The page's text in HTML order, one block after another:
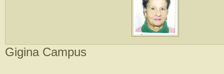
Gigina Campus